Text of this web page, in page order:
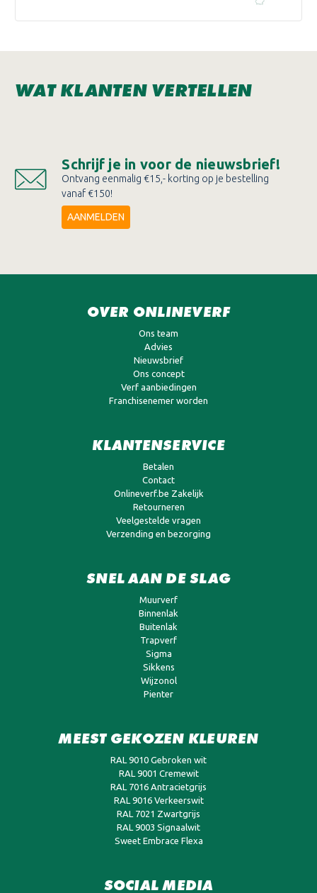
WAT KLANTEN VERTELLEN
Schrijf je in voor de nieuwsbrief!
Ontvang eenmalig €15,- korting op je bestelling
vanaf €150!
AANMELDEN
OVER ONLINEVERF
Ons team
Advies
Nieuwsbrief
Ons concept
Verf aanbiedingen
Franchisenemer worden
KLANTENSERVICE
Betalen
Contact
Onlineverf.be Zakelijk
Retourneren
Veelgestelde vragen
Verzending en bezorging
SNEL AAN DE SLAG
Muurverf
Binnenlak
Buitenlak
Trapverf
Sigma
Sikkens
Wijzonol
Pienter
MEEST GEKOZEN KLEUREN
RAL 9010 Gebroken wit
RAL 9001 Cremewit
RAL 7016 Antracietgrijs
RAL 9016 Verkeerswit
RAL 7021 Zwartgrijs
RAL 9003 Signaalwit
Sweet Embrace Flexa
SOCIAL MEDIA